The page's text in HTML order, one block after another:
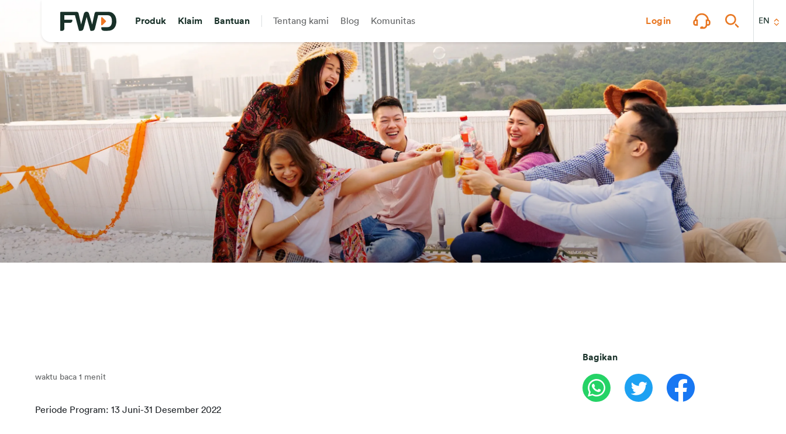
Produk Klaim Bantuan Tentang kami Blog Komunitas Login EN
waktu baca 1 menit
Periode Program: 13 Juni-31 Desember 2022
Bagikan